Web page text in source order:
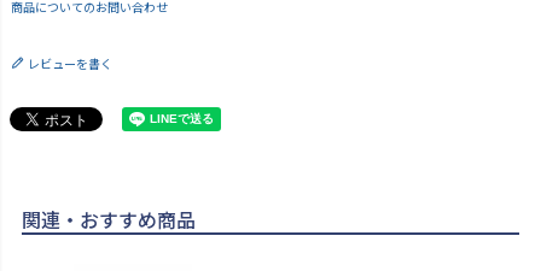
商品についてのお問い合わせ
レビューを書く
関連・おすすめ商品